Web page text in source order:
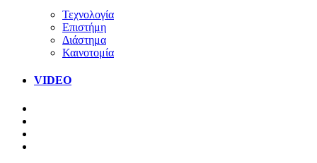
Τεχνολογία
Επιστήμη
Διάστημα
Καινοτομία
VIDEO